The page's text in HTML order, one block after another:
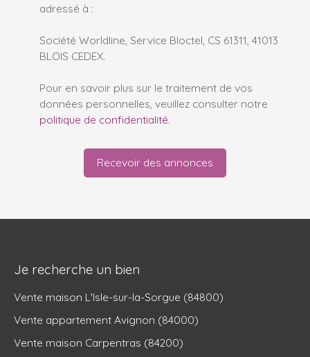
adressé à :
Société Worldline, Service Bloctel, CS 61311, 41013
BLOIS CEDEX.
Pour en savoir plus sur le traitement de vos
données personnelles, veuillez consulter notre
politique de confidentialité.
Recevoir des annonces
Je recherche un bien
Vente maison L'Isle-sur-la-Sorgue (84800)
Vente appartement Avignon (84000)
Vente maison Carpentras (84200)